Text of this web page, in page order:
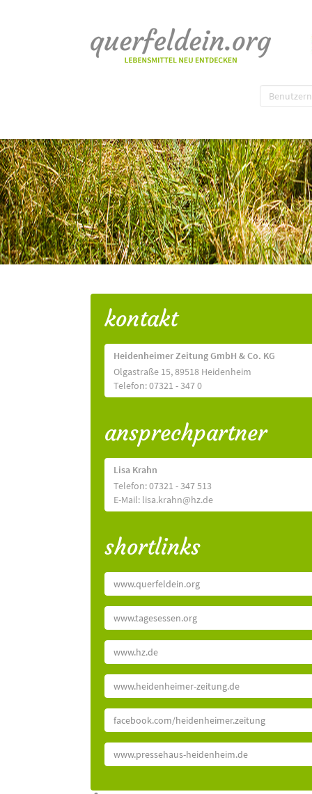
kontakt
Heidenheimer Zeitung GmbH & Co. KG
Olgastraße 15, 89518 Heidenheim
Telefon: 07321 - 347 0
ansprechpartner
Lisa Krahn
Telefon: 07321 - 347 513
E-Mail: lisa.krahn@hz.de
shortlinks
www.querfeldein.org
www.tagesessen.org
www.hz.de
www.heidenheimer-zeitung.de
facebook.com/heidenheimer.zeitung
www.pressehaus-heidenheim.de